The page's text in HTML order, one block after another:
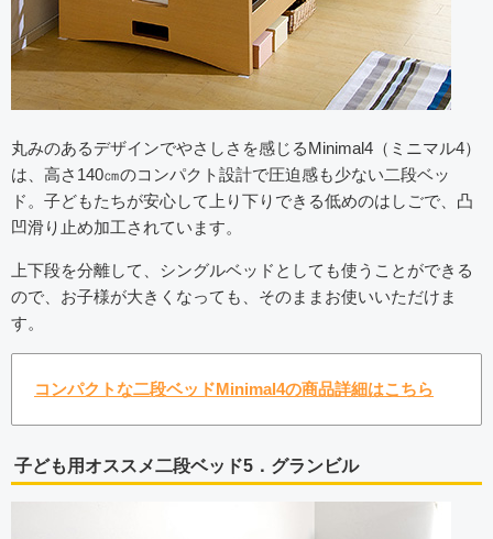
丸みのあるデザインでやさしさを感じるMinimal4（ミニマル4）
は、高さ140㎝のコンパクト設計で圧迫感も少ない二段ベッ
ド。子どもたちが安心して上り下りできる低めのはしごで、凸
凹滑り止め加工されています。
上下段を分離して、シングルベッドとしても使うことができる
ので、お子様が大きくなっても、そのままお使いいただけま
す。
コンパクトな二段ベッドMinimal4の商品詳細はこちら
子ども用オススメ二段ベッド5．グランビル